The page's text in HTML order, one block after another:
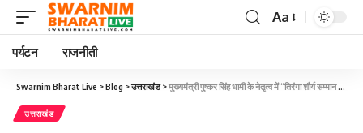
Aa
पर्यटन राजनीती
Swarnim Bharat Live >Blog >उत्तराखंड>मुख्यमंत्री पुष्कर सिंह धामी के नेतृत्व में “तिरंगा शौर्य सम्मान यात्रा” का किया गया भव्य आयोजन।
उत्तराखंड